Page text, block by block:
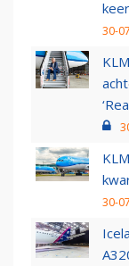
keer
30-
30-